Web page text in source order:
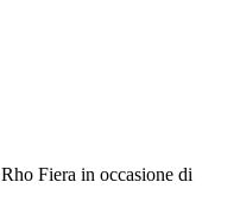
Fiera in occasione di